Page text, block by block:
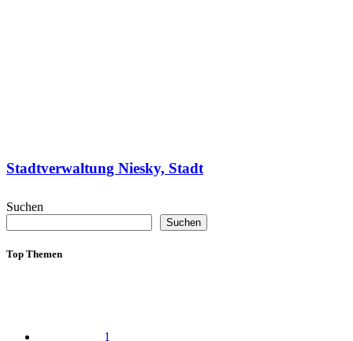
Stadtverwaltung Niesky, Stadt
Suchen
Suchen
Top Themen
1